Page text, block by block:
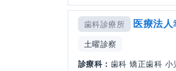
歯科診療所 医療法
土曜診察
診療科： 歯科 矯正歯科 小